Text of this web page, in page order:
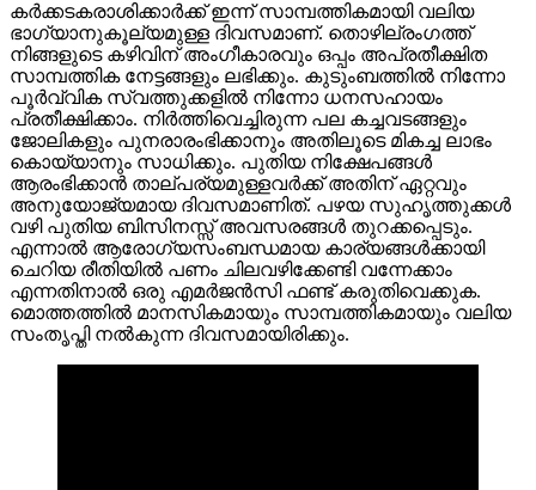
കർക്കടകരാശിക്കാർക്ക് ഇന്ന് സാമ്പത്തികമായി വലിയ
ഭാഗ്യാനുകൂല്യമുള്ള ദിവസമാണ്. തൊഴില്രംഗത്ത്
നിങ്ങളുടെ കഴിവിന് അംഗീകാരവും ഒപ്പം അപ്രതീക്ഷിത
സാമ്പത്തിക നേട്ടങ്ങളും ലഭിക്കും. കുടുംബത്തിൽ നിന്നോ
പൂർവ്വിക സ്വത്തുക്കളിൽ നിന്നോ ധനസഹായം
പ്രതീക്ഷിക്കാം. നിർത്തിവെച്ചിരുന്ന പല കച്ചവടങ്ങളും
ജോലികളും പുനരാരംഭിക്കാനും അതിലൂടെ മികച്ച ലാഭം
കൊയ്യാനും സാധിക്കും. പുതിയ നിക്ഷേപങ്ങൾ
ആരംഭിക്കാൻ താല്പര്യമുള്ളവർക്ക് അതിന് ഏറ്റവും
അനുയോജ്യമായ ദിവസമാണിത്. പഴയ സുഹൃത്തുക്കൾ
വഴി പുതിയ ബിസിനസ്സ് അവസരങ്ങൾ തുറക്കപ്പെടും.
എന്നാൽ ആരോഗ്യസംബന്ധമായ കാര്യങ്ങൾക്കായി
ചെറിയ രീതിയിൽ പണം ചിലവഴിക്കേണ്ടി വന്നേക്കാം
എന്നതിനാൽ ഒരു എമർജൻസി ഫണ്ട് കരുതിവെക്കുക.
മൊത്തത്തിൽ മാനസികമായും സാമ്പത്തികമായും വലിയ
സംതൃപ്തി നൽകുന്ന ദിവസമായിരിക്കും.